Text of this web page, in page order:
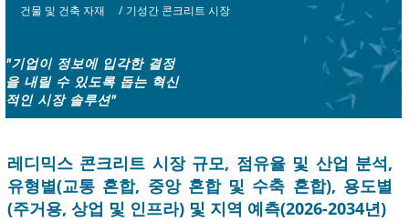
건물 및 건축 자재 / 기성간 콘크리트 시장
"기업이 정보에 입각한 결정
을 내릴 수 있도록 돕는 혁신
적인 시장 솔루션"
레디믹스 콘크리트 시장 규모, 점유율 및 산업 분석,
유형별(교통 혼합, 중앙 혼합 및 수축 혼합), 용도별
(주거용, 상업 및 인프라) 및 지역 예측(2026-2034년)